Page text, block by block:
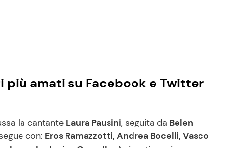
più amati su Facebook e Twitter
la cantante Laura Pausini, seguita da Belen
con: Eros Ramazzotti, Andrea Bocelli, Vasco